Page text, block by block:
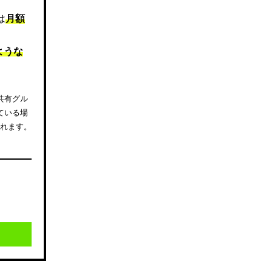
月額
うな
有グル
いる場
ます。